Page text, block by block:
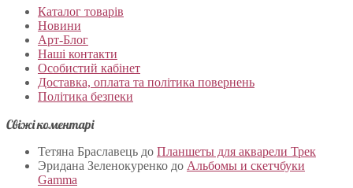
Каталог товарів
Новини
Арт-Блог
Наші контакти
Особистий кабінет
Доставка, оплата та політика повернень
Політика безпеки
Свіжі коментарі
Тетяна Браславець до Планшеты для акварели Трек
Эридана Зеленокуренко до Альбомы и скетчбуки
Gamma